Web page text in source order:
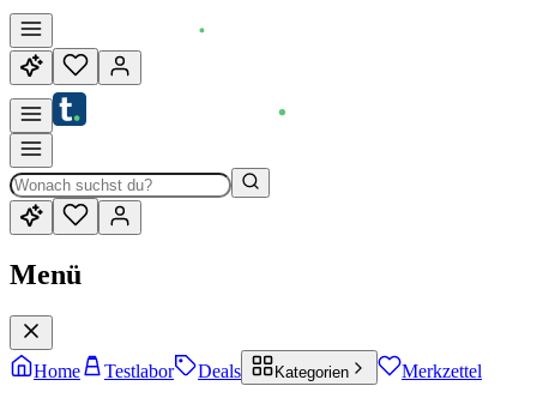
Menü
Home Testlabor Deals Kategorien Merkzettel